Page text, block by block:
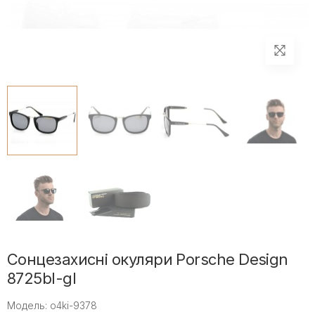
Сонцезахисні окуляри Porsche Design
8725bl-gl
Модель: o4ki-9378